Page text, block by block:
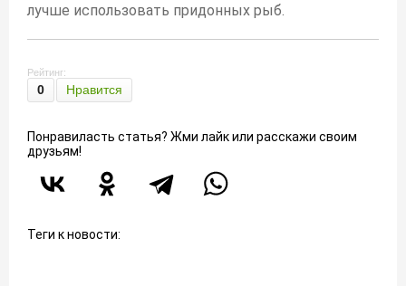
лучше использовать придонных рыб.
Рейтинг:
0 Нравится
Понравиласть статья? Жми лайк или расскажи своим
друзьям!
Теги к новости: